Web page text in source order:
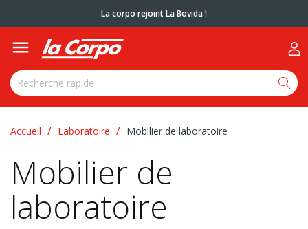
La corpo rejoint La Bovida !

Accueil Laboratoire Mobilier de laboratoire
Mobilier de
laboratoire